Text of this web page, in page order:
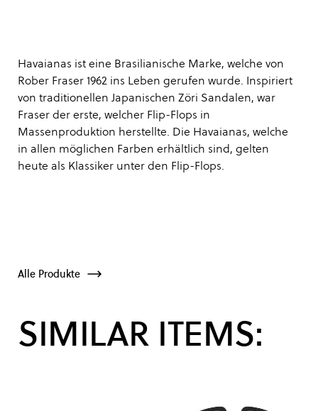
Havaianas ist eine Brasilianische Marke, welche von
Rober Fraser 1962 ins Leben gerufen wurde. Inspiriert
von traditionellen Japanischen Zöri Sandalen, war
Fraser der erste, welcher Flip-Flops in
Massenproduktion herstellte. Die Havaianas, welche
in allen möglichen Farben erhältlich sind, gelten
heute als Klassiker unter den Flip-Flops.
Alle Produkte
SIMILAR ITEMS: